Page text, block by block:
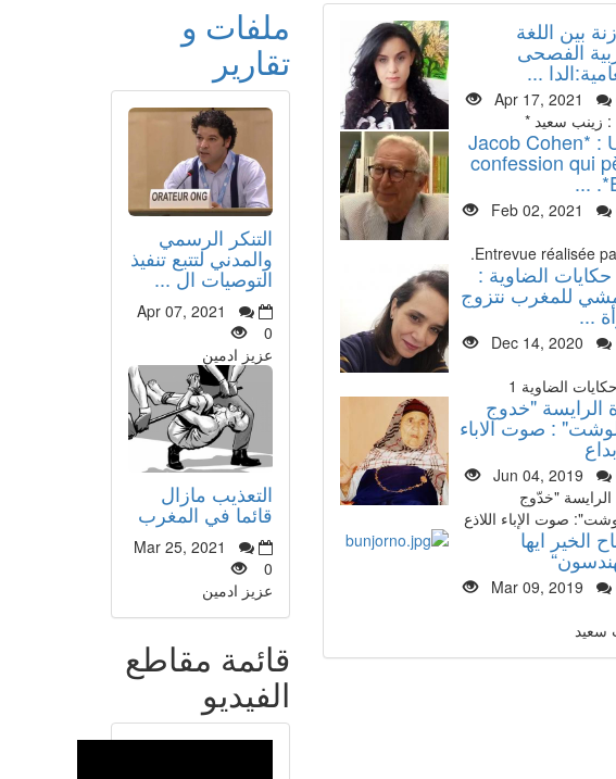
ملفات و
تقارير
التنكر الرسمي
والمدني لتتبع تنفيذ
التوصيات ال ...
Apr 07, 2021
0
عزيز ادمين
التعذيب مازال
قائما في المغرب
Mar 25, 2021
0
عزيز ادمين
قائمة مقاطع
الفيديو
بين اللغة
الفصحى
...
Apr 17, 2021
: زينب سعيد *
Jacob Cohen* :
confession qui
Feb 02, 2021
Entrevue réalisée
الضاوية :
للمغرب نتزوج
...
Dec 14, 2020
الضاوية 1
الرايسة "خدوج
: صوت الاباء
Jun 04, 2019
الرايسة "خدّوج
صوت الإباء اللاذع
الخير ايها
Mar 09, 2019
سعيد